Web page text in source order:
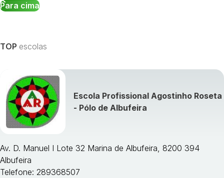
Para cima
TOP escolas
Escola Profissional Agostinho Roseta
- Pólo de Albufeira
Av. D. Manuel I Lote 32 Marina de Albufeira, 8200 394
Albufeira
Telefone: 289368507